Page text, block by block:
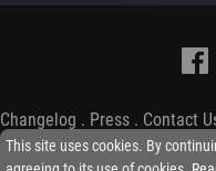
Changelog . Press . Contact
Policy- Copyright © 2009-
This site uses cookies. By